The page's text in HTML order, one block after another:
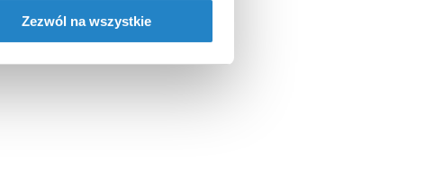
Zezwól na wszystkie